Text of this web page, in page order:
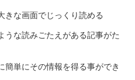
きな画面でじっくり読める
うな読みごたえがある記事がた
簡単にその情報を得る事ができ